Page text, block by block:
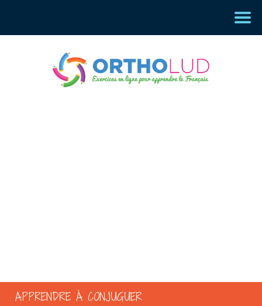
APPRENDRE À CONJUGUER